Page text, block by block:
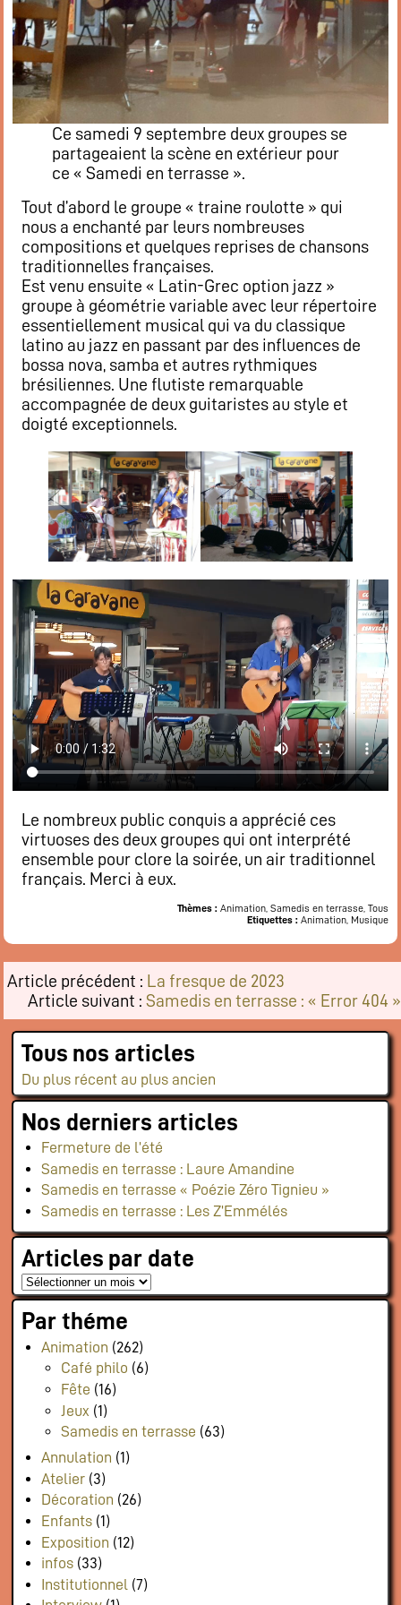
Restaurant
Notre cuisine
Où / Contact
Venez nous voir
Participez !
S’inscrire
Animations
Animation régulières
Prochains événements par catégories
Tous les évènements par dates
Agenda de la semaine (nouvel onglet)
Mentions légales
Flux RSS articles
Flux RSS événements
Ce samedi 9 septembre deux groupes se
partageaient la scène en extérieur pour
ce « Samedi en terrasse ».
Tout d’abord le groupe « traine roulotte » qui
nous a enchanté par leurs nombreuses
compositions et quelques reprises de chansons
traditionnelles françaises.
Est venu ensuite « Latin-Grec option jazz »
groupe à géométrie variable avec leur répertoire
essentiellement musical qui va du classique
latino au jazz en passant par des influences de
bossa nova, samba et autres rythmiques
brésiliennes. Une flutiste remarquable
accompagnée de deux guitaristes au style et
doigté exceptionnels.
Le nombreux public conquis a apprécié ces
virtuoses des deux groupes qui ont interprété
ensemble pour clore la soirée, un air traditionnel
français. Merci à eux.
Thèmes : Animation, Samedis en terrasse, Tous
Etiquettes : Animation, Musique
Article précédent : La fresque de 2023
Article suivant : Samedis en terrasse : « Error 404 »
Tous nos articles
Du plus récent au plus ancien
Nos derniers articles
Fermeture de l’été
Samedis en terrasse : Laure Amandine
Samedis en terrasse « Poézie Zéro Tignieu »
Samedis en terrasse : Les Z’Emmélés
Articles par date
Par théme
Animation (262)
Café philo (6)
Fête (16)
Jeux (1)
Samedis en terrasse (63)
Annulation (1)
Atelier(3)
Décoration (26)
Enfants(1)
Exposition (12)
infos(33)
Institutionnel (7)